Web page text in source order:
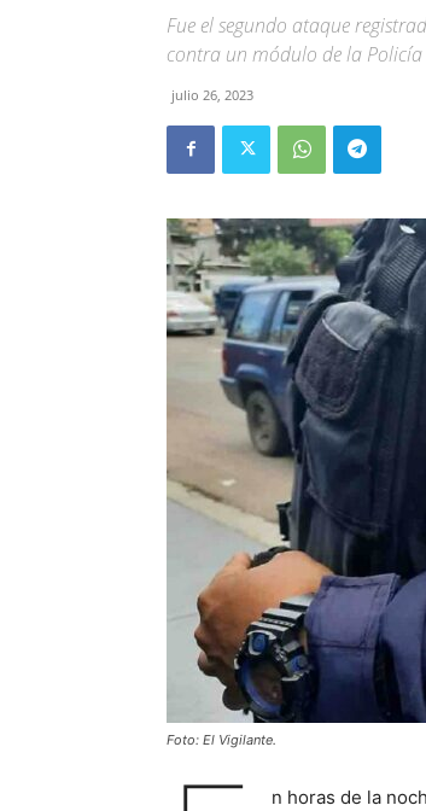
Fue el segundo ataque
contra un módulo de la Policía
julio 26, 2023
Foto: El Vigilante.
n horas de la